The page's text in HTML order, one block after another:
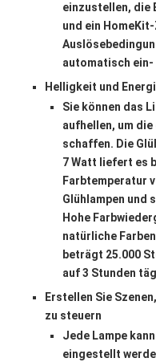
einzustellen, die
und ein
automatisch ein-
Helligkeit und
Sie können das
aufhellen, um
schaffen. Die
7 Watt liefert es
Farbtemperatur
Glühlampen und
Hohe
natürliche
beträgt 25.000
auf 3 Stunden
Erstellen Sie
zu steuern
Jede Lampe
eingestellt